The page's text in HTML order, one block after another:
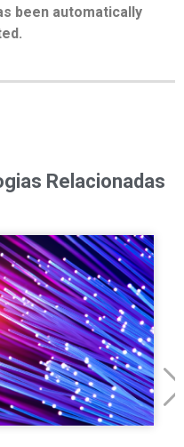
been automatically
Relacionadas